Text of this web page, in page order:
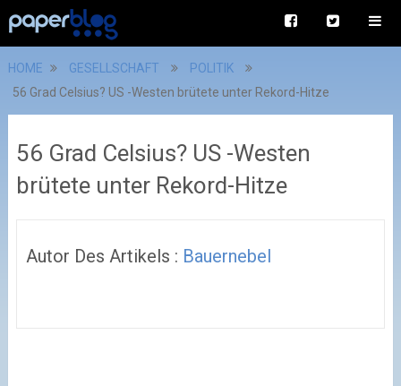
HOME GESELLSCHAFT
POLITIK
56 Grad Celsius? US -Westen brütete unter Rekord-Hitze
56 Grad Celsius? US -Westen
brütete unter Rekord-Hitze
Autor Des Artikels : Bauernebel